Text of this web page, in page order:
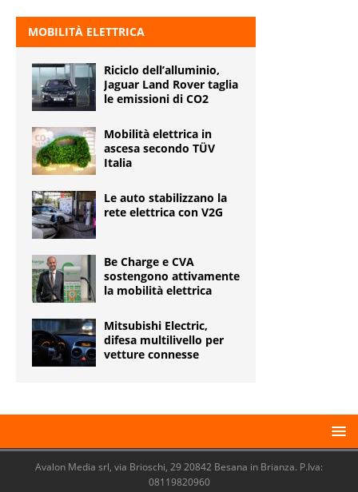
MOBILITÀ ELETTRICA
Riciclo dell’alluminio,
Jaguar Land Rover taglia
le emissioni di CO2
Mobilità elettrica in
ascesa secondo TÜV
Italia
Le auto stabilizzano la
rete elettrica con V2G
Be Charge e CVA
sostengono attivamente
la mobilità elettrica
Mitsubishi Electric,
difesa multilivello per
vetture connesse
Avalon Media srl, via Brioschi, 29 20842 Besana in Brianza. P.Iva:
08119820960